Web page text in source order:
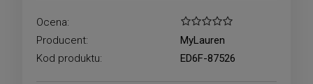
Ocena:
Producent:
MyLauren
Kod produktu:
ED6F-87526